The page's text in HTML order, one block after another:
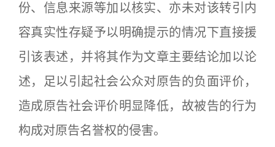
份、信息来源等加以核实、亦未对该转引内
容真实性存疑予以明确提示的情况下直接援
引该表述，并将其作为文章主要结论加以论
述，足以引起社会公众对原告的负面评价，
造成原告社会评价明显降低，故被告的行为
构成对原告名誉权的侵害。